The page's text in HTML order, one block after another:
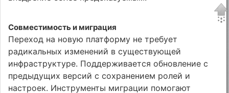
Совместимость и миграция
Переход на новую платформу не требует
радикальных изменений в существующей
инфраструктуре. Поддерживается обновление с
предыдущих версий с сохранением ролей и
настроек. Инструменты миграции помогают